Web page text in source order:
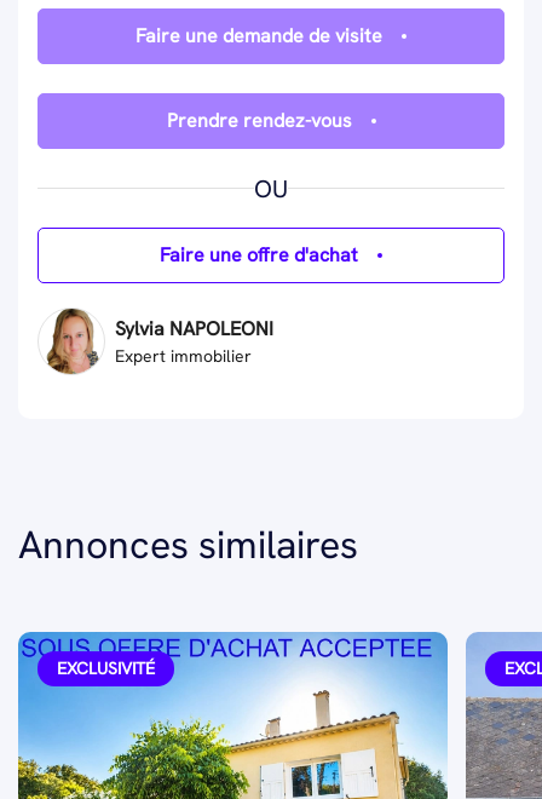
Faire une demande de visite
Prendre rendez-vous
OU
Faire une offre d'achat
Sylvia NAPOLEONI
Expert immobilier
Annonces similaires
EXCLUSIVITÉ